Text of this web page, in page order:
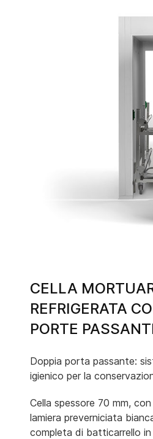
CELLA
REFRIGERATA
PORTE
Doppia porta passante:
igienico per la
Cella spessore 70 mm,
lamiera preverniciata
completa di batticarrello